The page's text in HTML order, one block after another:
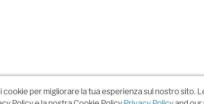
cookie per migliorare la tua esperienza sul nostro sito.